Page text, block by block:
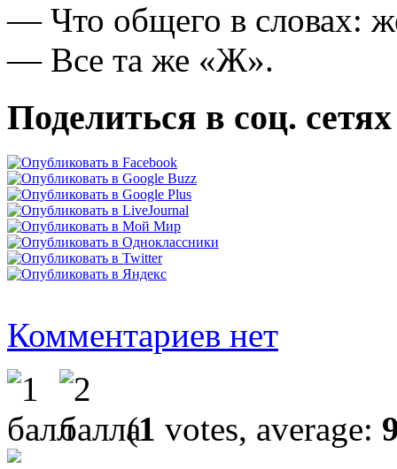
— Что общего в словах:
— Все та же «Ж».
Поделиться в соц. сетях
Комментариев нет
(1 votes, average: